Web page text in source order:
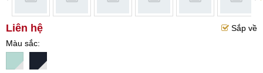
Liên hệ
Sắp về
Màu sắc